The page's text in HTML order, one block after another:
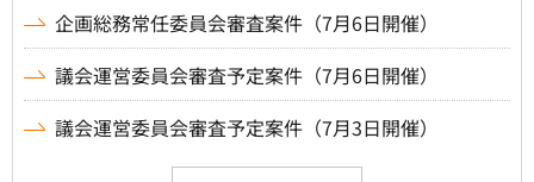
企画総務常任委員会審査案件（7月6日開催）
議会運営委員会審査予定案件（7月6日開催）
議会運営委員会審査予定案件（7月3日開催）